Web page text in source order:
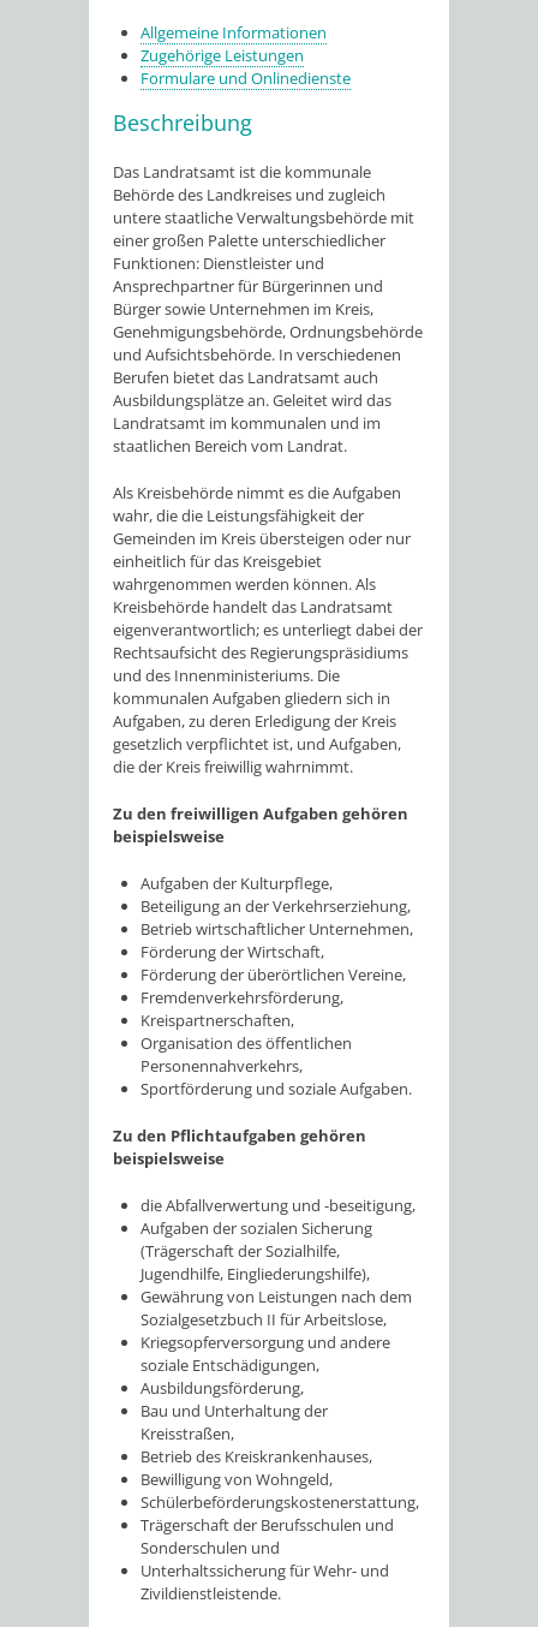
Allgemeine Informationen
Zugehörige Leistungen
Formulare und Onlinedienste
Beschreibung
Das Landratsamt ist die kommunale
Behörde des Landkreises und zugleich
untere staatliche Verwaltungsbehörde mit
einer großen Palette unterschiedlicher
Funktionen: Dienstleister und
Ansprechpartner für Bürgerinnen und
Bürger sowie Unternehmen im Kreis,
Genehmigungsbehörde, Ordnungsbehörde
und Aufsichtsbehörde. In verschiedenen
Berufen bietet das Landratsamt auch
Ausbildungsplätze an. Geleitet wird das
Landratsamt im kommunalen und im
staatlichen Bereich vom Landrat.
Als Kreisbehörde nimmt es die Aufgaben
wahr, die die Leistungsfähigkeit der
Gemeinden im Kreis übersteigen oder nur
einheitlich für das Kreisgebiet
wahrgenommen werden können. Als
Kreisbehörde handelt das Landratsamt
eigenverantwortlich; es unterliegt dabei der
Rechtsaufsicht des Regierungspräsidiums
und des Innenministeriums. Die
kommunalen Aufgaben gliedern sich in
Aufgaben, zu deren Erledigung der Kreis
gesetzlich verpflichtet ist, und Aufgaben,
die der Kreis freiwillig wahrnimmt.
Zu den freiwilligen Aufgaben gehören
beispielsweise
Aufgaben der Kulturpflege,
Beteiligung an der Verkehrserziehung,
Betrieb wirtschaftlicher Unternehmen,
Förderung der Wirtschaft,
Förderung der überörtlichen Vereine,
Fremdenverkehrsförderung,
Kreispartnerschaften,
Organisation des öffentlichen
Personennahverkehrs,
Sportförderung und soziale Aufgaben.
Zu den Pflichtaufgaben gehören
beispielsweise
die Abfallverwertung und -beseitigung,
Aufgaben der sozialen Sicherung
(Trägerschaft der Sozialhilfe,
Jugendhilfe, Eingliederungshilfe),
Gewährung von Leistungen nach dem
Sozialgesetzbuch II für Arbeitslose,
Kriegsopferversorgung und andere
soziale Entschädigungen,
Ausbildungsförderung,
Bau und Unterhaltung der
Kreisstraßen,
Betrieb des Kreiskrankenhauses,
Bewilligung von Wohngeld,
Schülerbeförderungskostenerstattung,
Trägerschaft der Berufsschulen und
Sonderschulen und
Unterhaltssicherung für Wehr- und
Zivildienstleistende.